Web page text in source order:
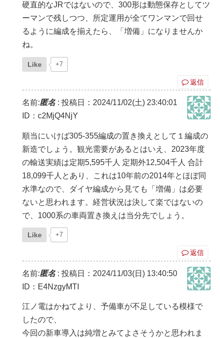
硬直的なJRではないので、300形は動態保存としてツ
ーマンで残しつつ、所定運用が全てワンマンで回せ
るように編成を揃えたら、「増備」になりませんか
ね。
Like +7
返信
名前:匿名: 投稿日：2024/11/02(土) 23:40:01
ID：c2MjQ4NjY
順当にいけば305-355編成の置き換えとして１編成の
新造でしょう。観光需要があるとはいえ、2023年度
の輸送実績は定期5,595千人 定期外12,504千人 合計
18,099千人とあり、これは10年前の2014年とほぼ同
水準なので、ダイヤ編成から見ても「増備」は必要
ないと思われます。経営状況は決して楽ではないの
で、1000系の車両置き換えは当分先でしょう。
Like +7
返信
名前:匿名: 投稿日：2024/11/03(日) 13:40:50
ID：E4NzgyMTI
江ノ電はかねてより、予備車が不足している模様で
したので、
今回の新車導入は純増とみてよさそうかと思われま